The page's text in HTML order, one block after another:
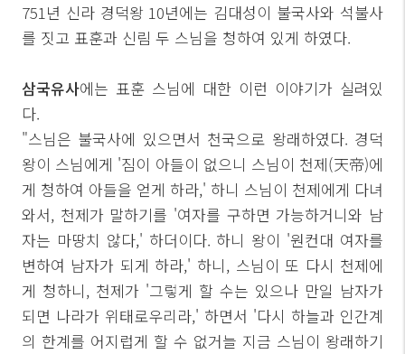
751년 신라 경덕왕 10년에는 김대성이 불국사와 석불사
를 짓고 표훈과 신림 두 스님을 청하여 있게 하였다.
삼국유사에는 표훈 스님에 대한 이런 이야기가 실려있
다.
"스님은 불국사에 있으면서 천국으로 왕래하였다. 경덕
왕이 스님에게 '짐이 아들이 없으니 스님이 천제(天帝)에
게 청하여 아들을 얻게 하라,' 하니 스님이 천제에게 다녀
와서, 천제가 말하기를 '여자를 구하면 가능하거니와 남
자는 마땅치 않다,' 하더이다. 하니 왕이 '원컨대 여자를
변하여 남자가 되게 하라,' 하니, 스님이 또 다시 천제에
게 청하니, 천제가 '그렇게 할 수는 있으나 만일 남자가
되면 나라가 위태로우리라,' 하면서 '다시 하늘과 인간계
의 한계를 어지럽게 할 수 없거늘 지금 스님이 왕래하기